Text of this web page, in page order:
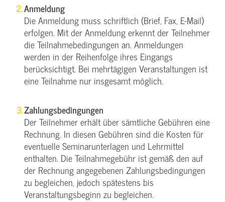
Anmeldung
Die Anmeldung muss schriftlich (Brief, Fax, E-Mail)
erfolgen. Mit der Anmeldung erkennt der Teilnehmer
die Teilnahmebedingungen an. Anmeldungen
werden in der Reihenfolge ihres Eingangs
berücksichtigt. Bei mehrtägigen Veranstaltungen ist
eine Teilnahme nur insgesamt möglich.
Zahlungsbedingungen
Der Teilnehmer erhält über sämtliche Gebühren eine
Rechnung. In diesen Gebühren sind die Kosten für
eventuelle Seminarunterlagen und Lehrmittel
enthalten. Die Teilnahmegebühr ist gemäß den auf
der Rechnung angegebenen Zahlungsbedingungen
zu begleichen, jedoch spätestens bis
Veranstaltungsbeginn zu begleichen.